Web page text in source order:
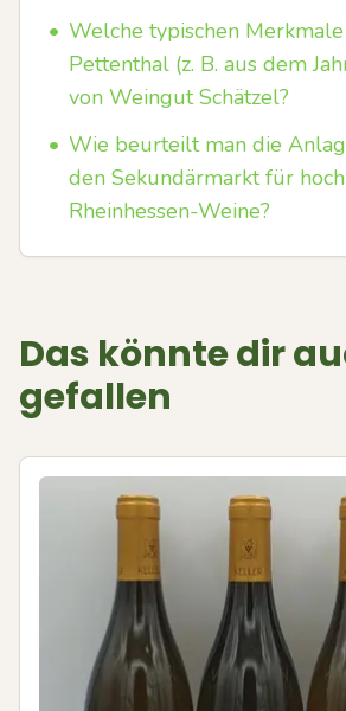
• Welche typischen
Pettenthal (z. B. aus dem
von Weingut Schätzel?
• Wie beurteilt man die
den Sekundärmarkt für
Rheinhessen-Weine?
Das könnte dir
gefallen